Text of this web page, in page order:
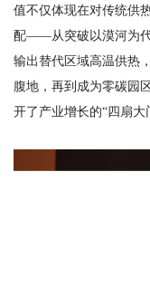
值不仅体现在对传统供
配——从突破以漠河为代
输出替代区域高温供热
腹地，再到成为零碳园
开了产业增长的“四扇大